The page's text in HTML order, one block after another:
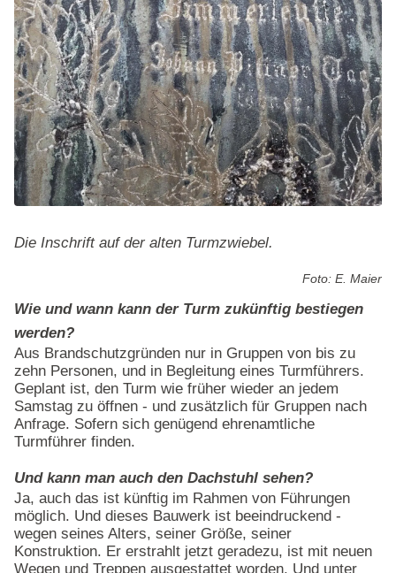
Die Inschrift auf der alten Turmzwiebel.
Foto: E. Maier
Wie und wann kann der Turm zukünftig bestiegen
werden?
Aus Brandschutzgründen nur in Gruppen von bis zu
zehn Personen, und in Begleitung eines Turmführers.
Geplant ist, den Turm wie früher wieder an jedem
Samstag zu öffnen - und zusätzlich für Gruppen nach
Anfrage. Sofern sich genügend ehrenamtliche
Turmführer finden.
Und kann man auch den Dachstuhl sehen?
Ja, auch das ist künftig im Rahmen von Führungen
möglich. Und dieses Bauwerk ist beeindruckend -
wegen seines Alters, seiner Größe, seiner
Konstruktion. Er erstrahlt jetzt geradezu, ist mit neuen
Wegen und Treppen ausgestattet worden. Und unter